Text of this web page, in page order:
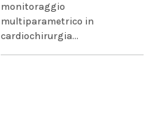
monitoraggio
multiparametrico in
cardiochirurgia...